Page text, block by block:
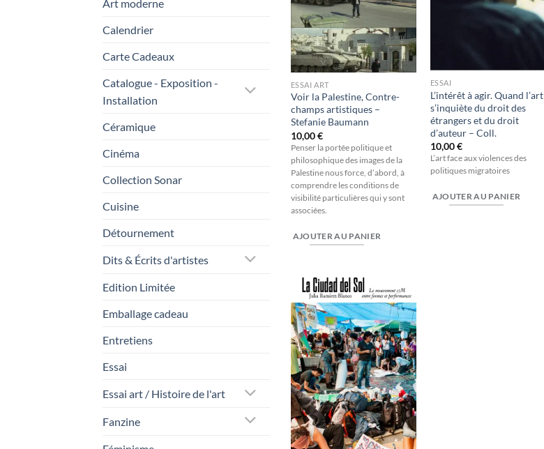
Art moderne
Calendrier
Carte Cadeaux
Catalogue - Exposition -
Installation
Céramique
Cinéma
Collection Sonar
Cuisine
Détournement
Dits & Écrits d'artistes
Edition Limitée
Emballage cadeau
Entretiens
Essai
Essai art / Histoire de l'art
Fanzine
ESSAI ART
Voir la Palestine, Contre-
champs artistiques –
Stefanie Baumann
10,00€
Penser la portée politique et
philosophique des images de la
Palestine nous force, d’abord, à
comprendre les conditions de
visibilité particulières qui y sont
associées.
AJOUTER AU PANIER
ESSAI
L’intérêt à agir. Quand l’art
s’inquiète du droit des
étrangers et du droit
d’auteur – Coll.
10,00€
L’art face aux violences des
politiques migratoires
AJOUTER AU PANIER
Ajouter
à la
wishlist